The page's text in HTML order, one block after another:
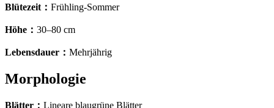
Blütezeit ： Frühling-Sommer
Höhe ： 30–80 cm
Lebensdauer ： Mehrjährig
Morphologie
Blätter ： Lineare blaugrüne Blätter